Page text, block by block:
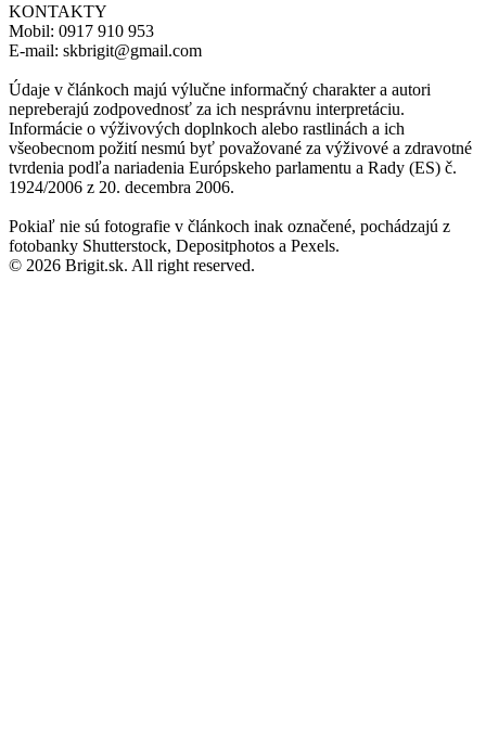
KONTAKTY
Mobil: 0917 910 953
E-mail: skbrigit@gmail.com
Údaje v článkoch majú výlučne informačný charakter a autori
nepreberajú zodpovednosť za ich nesprávnu interpretáciu.
Informácie o výživových doplnkoch alebo rastlinách a ich
všeobecnom požití nesmú byť považované za výživové a zdravotné
tvrdenia podľa nariadenia Európskeho parlamentu a Rady (ES) č.
1924/2006 z 20. decembra 2006.
Pokiaľ nie sú fotografie v článkoch inak označené, pochádzajú z
fotobanky Shutterstock, Depositphotos a Pexels.
© 2026 Brigit.sk. All right reserved.